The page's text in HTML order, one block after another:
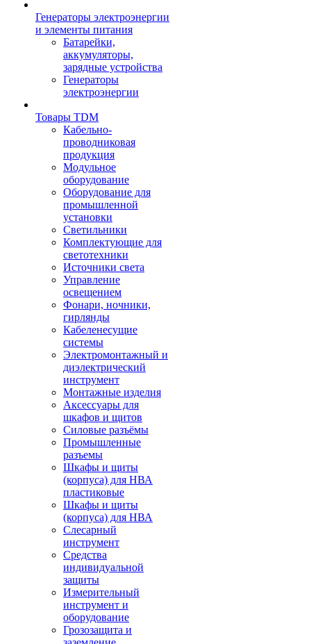
Генераторы электроэнергии
и элементы питания
Батарейки,
аккумуляторы,
зарядные устройства
Генераторы
электроэнергии
Товары TDM
Кабельно-
проводниковая
продукция
Модульное
оборудование
Оборудование для
промышленной
установки
Светильники
Комплектующие для
светотехники
Источники света
Управление
освещением
Фонари, ночники,
гирлянды
Кабеленесущие
системы
Электромонтажный и
диэлектрический
инструмент
Монтажные изделия
Аксессуары для
шкафов и щитов
Силовые разъёмы
Промышленные
разъемы
Шкафы и щиты
(корпуса) для НВА
пластиковые
Шкафы и щиты
(корпуса) для НВА
Слесарный
инструмент
Средства
индивидуальной
защиты
Измерительный
инструмент и
оборудование
Грозозащита и